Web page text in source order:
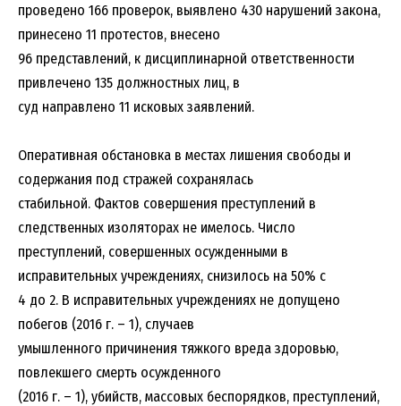
проведено 166 проверок, выявлено 430 нарушений закона,
принесено 11 протестов, внесено
96 представлений, к дисциплинарной ответственности
привлечено 135 должностных лиц, в
суд направлено 11 исковых заявлений.
Оперативная обстановка в местах лишения свободы и
содержания под стражей сохранялась
стабильной. Фактов совершения преступлений в
следственных изоляторах не имелось. Число
преступлений, совершенных осужденными в
исправительных учреждениях, снизилось на 50% с
4 до 2. В исправительных учреждениях не допущено
побегов (2016 г. – 1), случаев
умышленного причинения тяжкого вреда здоровью,
повлекшего смерть осужденного
(2016 г. – 1), убийств, массовых беспорядков, преступлений,